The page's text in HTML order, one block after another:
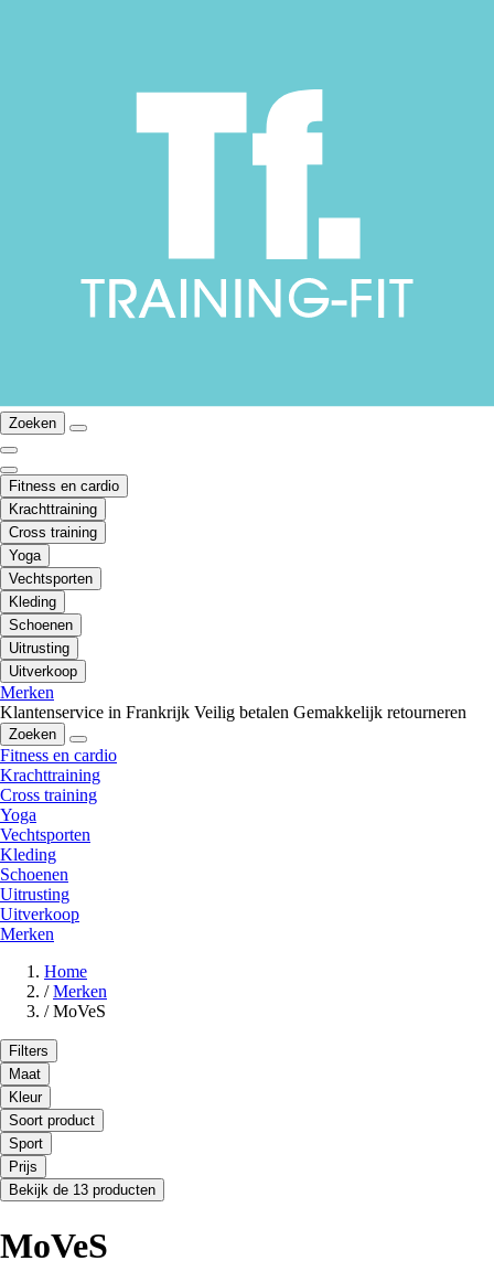
Zoeken
Fitness en cardio
Krachttraining
Cross training
Yoga
Vechtsporten
Kleding
Schoenen
Uitrusting
Uitverkoop
Merken
Klantenservice in Frankrijk Veilig betalen Gemakkelijk retourneren
Zoeken
Fitness en cardio
Krachttraining
Cross training
Yoga
Vechtsporten
Kleding
Schoenen
Uitrusting
Uitverkoop
Merken
Home
/ Merken
/ MoVeS
Filters
Maat
Kleur
Soort product
Sport
Prijs
Bekijk de 13 producten
MoVeS